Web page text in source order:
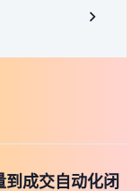
到成交自动化闭